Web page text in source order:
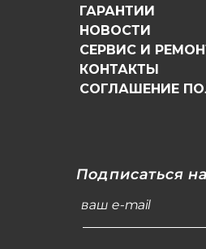
ГАРАНТИИ
НОВОСТИ
СЕРВИС И
КОНТАКТЫ
СОГЛАШЕНИЕ
Подписаться
ваш e-mail